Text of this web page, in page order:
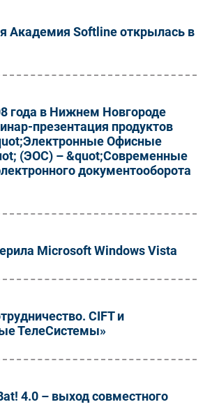
Академия Softline открылась в
года в Нижнем Новгороде
презентация продуктов
Офисные
(ЭОС) – &quot;Современные
документооборота
Microsoft Windows Vista
CIFT и
ТелеСистемы»
4.0 – выход совместного